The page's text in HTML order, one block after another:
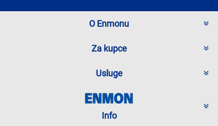
O Enmonu
Za kupce
Usluge
Info